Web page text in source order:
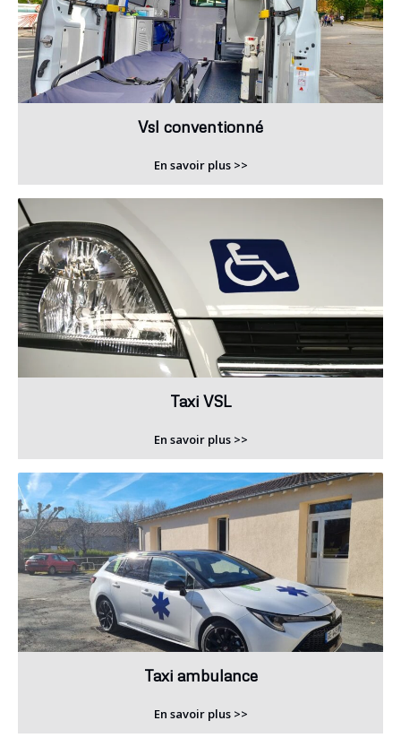
Vsl conventionné
En savoir plus >>
Taxi VSL
En savoir plus >>
Taxi ambulance
En savoir plus >>